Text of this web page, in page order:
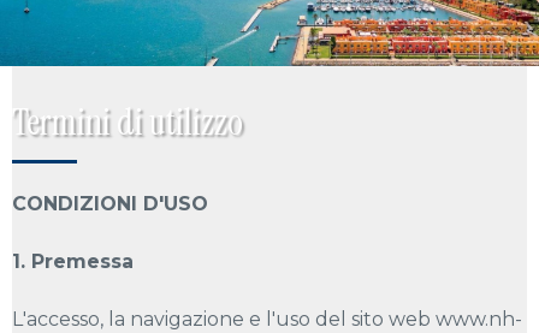
Termini di utilizzo
CONDIZIONI D'USO
1. Premessa
L'accesso, la navigazione e l'uso del sito web www.nh-